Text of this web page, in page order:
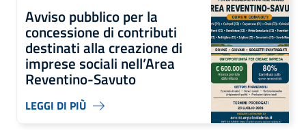
Avviso pubblico per la
concessione di contributi
destinati alla creazione di
imprese sociali nell’Area
Reventino-Savuto
LEGGI DI PIÙ